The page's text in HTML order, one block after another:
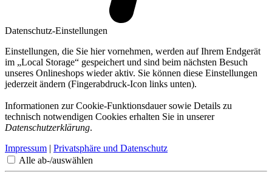
Datenschutz-Einstellungen
Einstellungen, die Sie hier vornehmen, werden auf Ihrem Endgerät
im „Local Storage“ gespeichert und sind beim nächsten Besuch
unseres Onlineshops wieder aktiv. Sie können diese Einstellungen
jederzeit ändern (Fingerabdruck-Icon links unten).
Informationen zur Cookie-Funktionsdauer sowie Details zu
technisch notwendigen Cookies erhalten Sie in unserer
Datenschutzerklärung.
Impressum | Privatsphäre und Datenschutz
Alle ab-/auswählen